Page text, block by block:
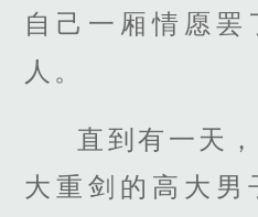
自己一厢情愿罢
人。
直到有一天
大重剑的高大男